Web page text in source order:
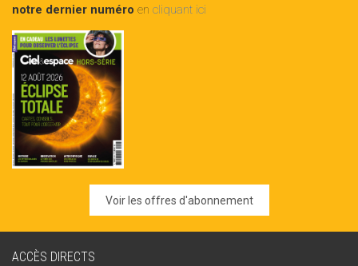
notre dernier numéro en cliquant ici
Voir les offres d'abonnement
ACCÈS DIRECTS